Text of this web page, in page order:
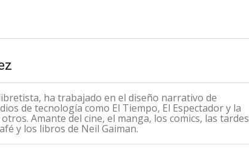
ha trabajado en el diseño narrativo de
de tecnología como El Tiempo, El Espectador y la
Amante del cine, el manga, los comics, las tardes
y los libros de Neil Gaiman.